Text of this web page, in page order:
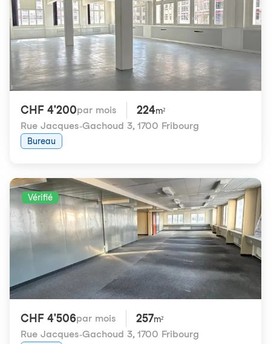
CHF 4'200par mois 224m²
Rue Jacques-Gachoud 3, 1700 Fribourg
Bureau
Vérifié
CHF 4'506par mois 257m²
Rue Jacques-Gachoud 3, 1700 Fribourg